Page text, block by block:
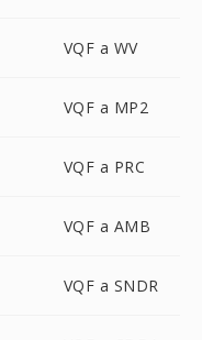
VQF a WV
VQF a MP2
VQF a PRC
VQF a AMB
VQF a SNDR